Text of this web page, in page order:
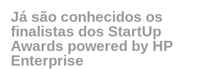
Já são conhecidos os
finalistas dos StartUp
Awards powered by HP
Enterprise